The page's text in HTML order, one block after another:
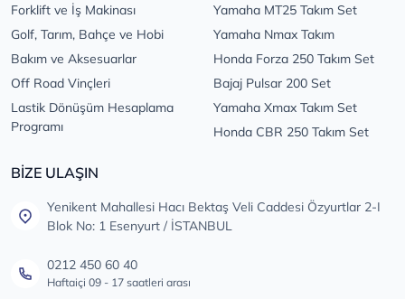
Forklift ve İş Makinası
Golf, Tarım, Bahçe ve Hobi
Bakım ve Aksesuarlar
Off Road Vinçleri
Lastik Dönüşüm Hesaplama
Programı
Yamaha MT25 Takım Set
Yamaha Nmax Takım
Honda Forza 250 Takım Set
Bajaj Pulsar 200 Set
Yamaha Xmax Takım Set
Honda CBR 250 Takım Set
BİZE ULAŞIN
Yenikent Mahallesi Hacı Bektaş Veli Caddesi Özyurtlar 2-I
Blok No: 1 Esenyurt / İSTANBUL
0212 450 60 40
Haftaiçi 09 - 17 saatleri arası